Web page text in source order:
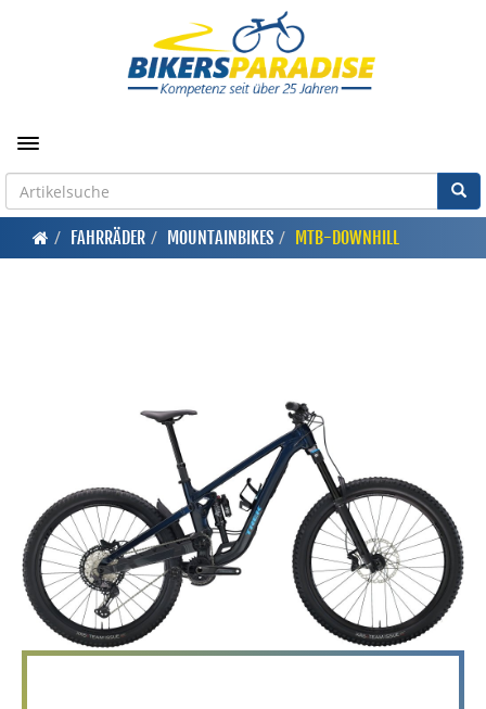
Toggle navigation
FAHRRÄDER MOUNTAINBIKES MTB-DOWNHILL